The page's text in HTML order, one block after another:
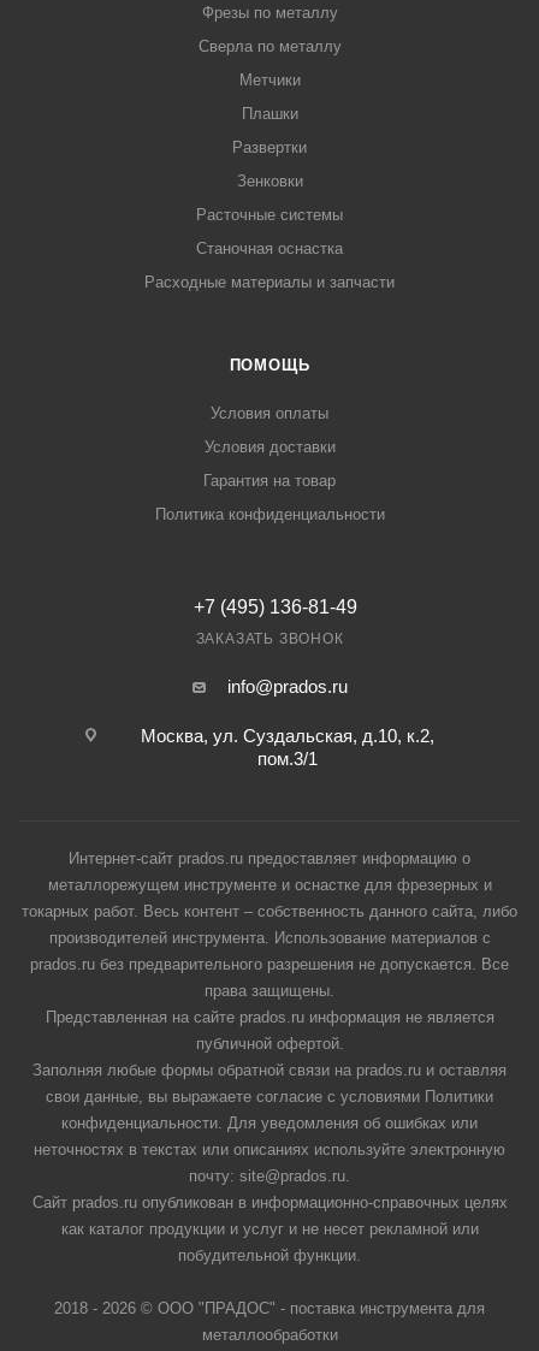
Фрезы по металлу
Сверла по металлу
Метчики
Плашки
Развертки
Зенковки
Расточные системы
Станочная оснастка
Расходные материалы и запчасти
ПОМОЩЬ
Условия оплаты
Условия доставки
Гарантия на товар
Политика конфиденциальности
+7 (495) 136-81-49
ЗАКАЗАТЬ ЗВОНОК
info@prados.ru
Москва, ул. Суздальская, д.10, к.2,
пом.3/1
Интернет-сайт prados.ru предоставляет информацию о
металлорежущем инструменте и оснастке для фрезерных и
токарных работ. Весь контент – собственность данного сайта, либо
производителей инструмента. Использование материалов с
prados.ru без предварительного разрешения не допускается. Все
права защищены.
Представленная на сайте prados.ru информация не является
публичной офертой.
Заполняя любые формы обратной связи на prados.ru и оставляя
свои данные, вы выражаете согласие с условиями Политики
конфиденциальности. Для уведомления об ошибках или
неточностях в текстах или описаниях используйте электронную
почту: site@prados.ru.
Сайт prados.ru опубликован в информационно-справочных целях
как каталог продукции и услуг и не несет рекламной или
побудительной функции.
2018 - 2026 © ООО "ПРАДОС" - поставка инструмента для
металлообработки